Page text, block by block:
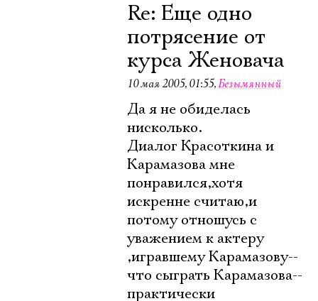
Re: Еще одно
потрясение от
курса Женовача
10 мая 2005, 01:55,Безымянный
Да я не обиделась
нисколько.
Диалог Красоткина и
Карамазова мне
понравился,хотя
искренне считаю,и
потому отношусь с
уважением к актеру
,игравшему Карамазову--
что сыграть Карамазова--
практически